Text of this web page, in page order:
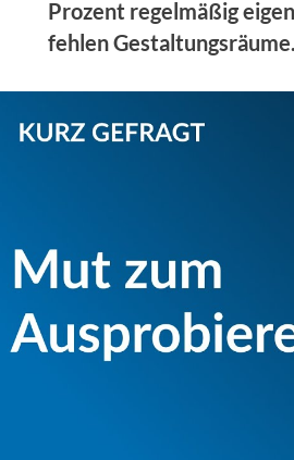
Prozent regelmäßig
fehlen Gestaltungsräume.